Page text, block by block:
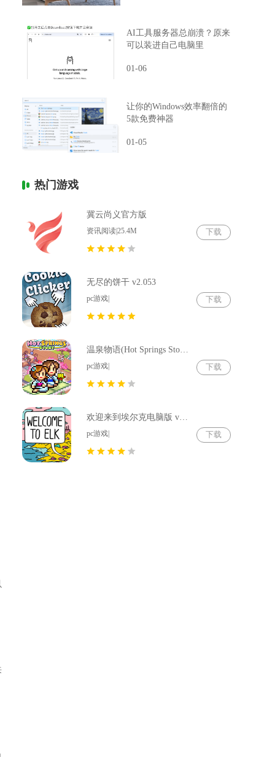
AI工具服务器总崩溃？原来
可以装进自己电脑里
01-06
让你的Windows效率翻倍的
5款免费神器
01-05
热门游戏
冀云尚义官方版
资讯阅读|25.4M 下载
无尽的饼干 v2.053
pc游戏| 下载
温泉物语(Hot Springs Story) v2.79
pc游戏| 下载
欢迎来到埃尔克电脑版 v1.22.4
pc游戏| 下载